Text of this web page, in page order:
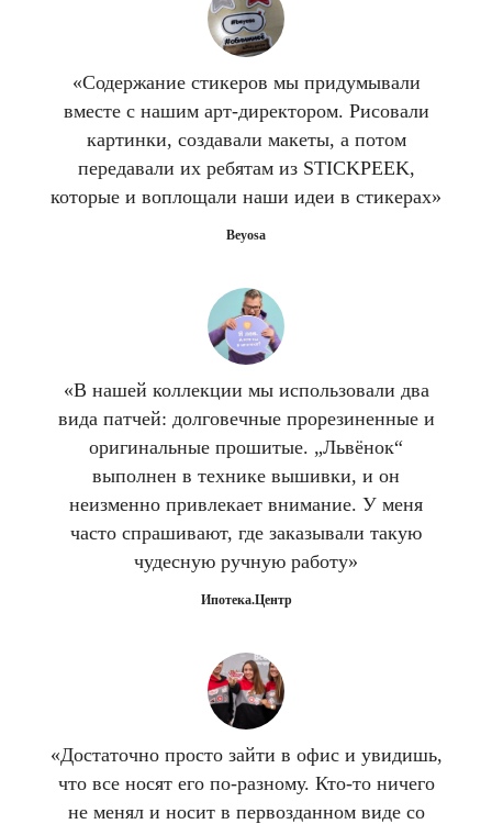
«Содержание стикеров мы придумывали
вместе с нашим арт-директором. Рисовали
картинки, создавали макеты, а потом
передавали их ребятам из STICKPEEK,
которые и воплощали наши идеи в стикерах»
Beyosa
«В нашей коллекции мы использовали два
вида патчей: долговечные прорезиненные и
оригинальные прошитые. „Львёнок“
выполнен в технике вышивки, и он
неизменно привлекает внимание. У меня
часто спрашивают, где заказывали такую
чудесную ручную работу»
Ипотека.Центр
«Достаточно просто зайти в офис и увидишь,
что все носят его по-разному. Кто-то ничего
не менял и носит в первозданном виде со